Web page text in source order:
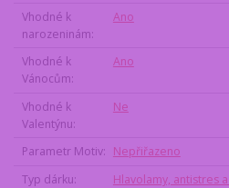
Vhodné k
narozeninám
Ano
Vhodné k
Vánocům
Ano
Vhodné k
Valentýnu
Ne
Parametr Motiv
Nepřiřazeno
Typ dárku
Hlavolamy, antistres